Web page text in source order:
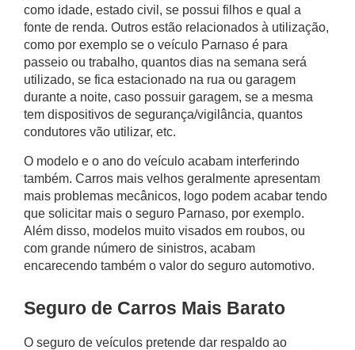
como idade, estado civil, se possui filhos e qual a
fonte de renda. Outros estão relacionados à utilização,
como por exemplo se o veículo Parnaso é para
passeio ou trabalho, quantos dias na semana será
utilizado, se fica estacionado na rua ou garagem
durante a noite, caso possuir garagem, se a mesma
tem dispositivos de segurança/vigilância, quantos
condutores vão utilizar, etc.
O modelo e o ano do veículo acabam interferindo
também. Carros mais velhos geralmente apresentam
mais problemas mecânicos, logo podem acabar tendo
que solicitar mais o seguro Parnaso, por exemplo.
Além disso, modelos muito visados em roubos, ou
com grande número de sinistros, acabam
encarecendo também o valor do seguro automotivo.
Seguro de Carros Mais Barato
O seguro de veículos pretende dar respaldo ao